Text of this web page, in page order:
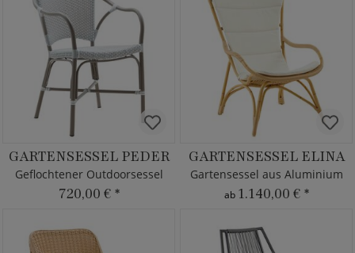
GARTENSESSEL PEDER
Geflochtener Outdoorsessel
720,00 € *
GARTENSESSEL ELINA
Gartensessel aus Aluminium
ab 1.140,00 € *